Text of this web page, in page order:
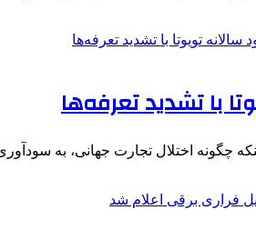
با تشدید تعرفه‌ها
چگونه اختلال تجارت جهانی، به